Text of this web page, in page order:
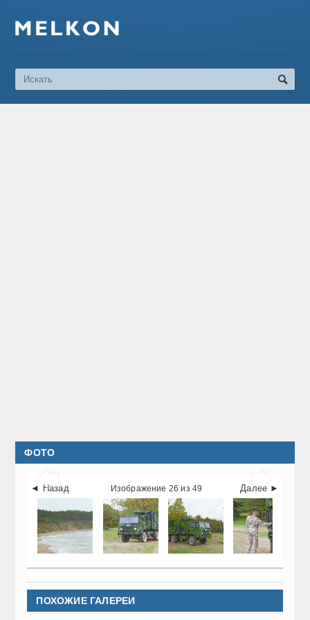
ФОТО
 
◄ Назад Далее ►
Изображение 26 из 49
ПОХОЖИЕ ГАЛЕРЕИ